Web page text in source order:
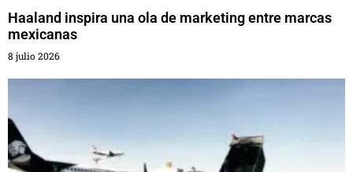
Haaland inspira una ola de marketing entre marcas
mexicanas
8 julio 2026